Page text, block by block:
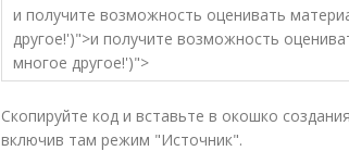
и получите возможность оценивать
другое!')">и получите возможность
многое другое!')">
Скопируйте код и вставьте в окошко
включив там режим "Источник".